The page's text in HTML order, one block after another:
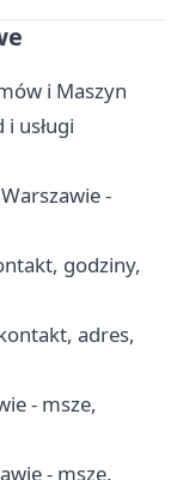
i Maszyn
usługi
-
godziny,
adres,
- msze,
- msze,